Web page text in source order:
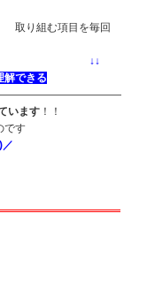
組む項目を毎回
↓↓
解できる
います ！！
です